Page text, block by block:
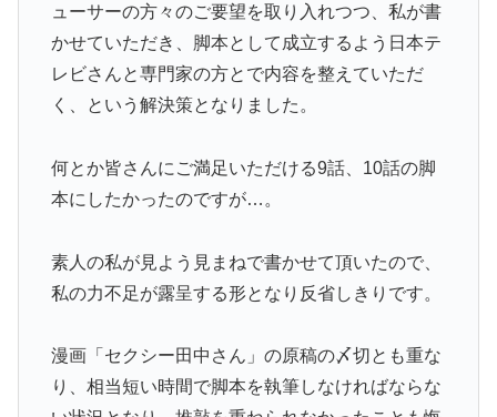
ューサーの方々のご要望を取り入れつつ、私が書
かせていただき、脚本として成立するよう日本テ
レビさんと専門家の方とで内容を整えていただ
く、という解決策となりました。
何とか皆さんにご満足いただける9話、10話の脚
本にしたかったのですが…。
素人の私が見よう見まねで書かせて頂いたので、
私の力不足が露呈する形となり反省しきりです。
漫画「セクシー田中さん」の原稿の〆切とも重な
り、相当短い時間で脚本を執筆しなければならな